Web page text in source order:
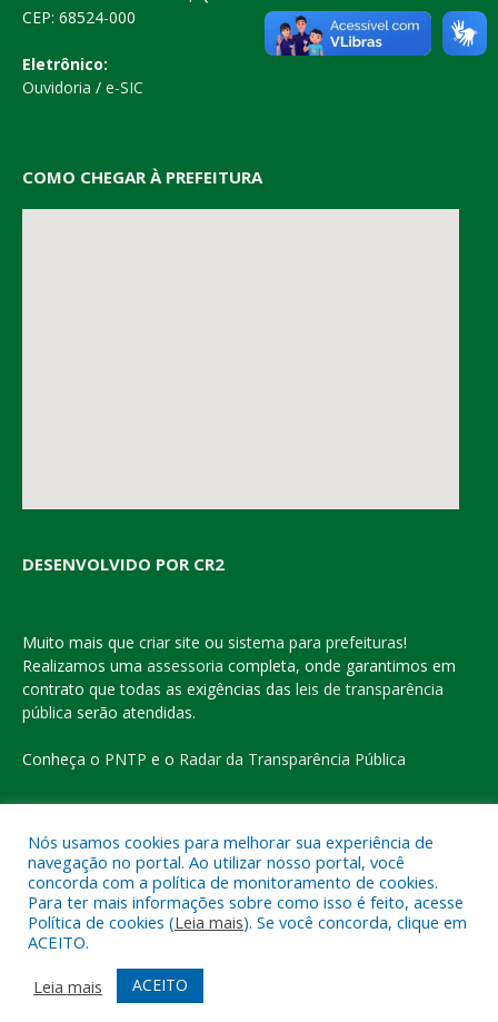
CEP: 68524-000
Eletrônico:
Ouvidoria / e-SIC
COMO CHEGAR À PREFEITURA
DESENVOLVIDO POR CR2
Muito mais que criar site ou sistema para prefeituras!
Realizamos uma assessoria completa, onde garantimos em
contrato que todas as exigências das leis de transparência
pública serão atendidas.
Conheça o PNTP e o Radar da Transparência Pública
Todos os direitos reservados a Prefeitura Municipal de Eldorado
do Carajás
Mapa do Site
Acessar o Webmail
Nós usamos cookies para melhorar sua experiência de
navegação no portal. Ao utilizar nosso portal, você
concorda com a política de monitoramento de cookies.
Para ter mais informações sobre como isso é feito, acesse
Política de cookies (Leia mais). Se você concorda, clique em
ACEITO.
Leia mais
ACEITO